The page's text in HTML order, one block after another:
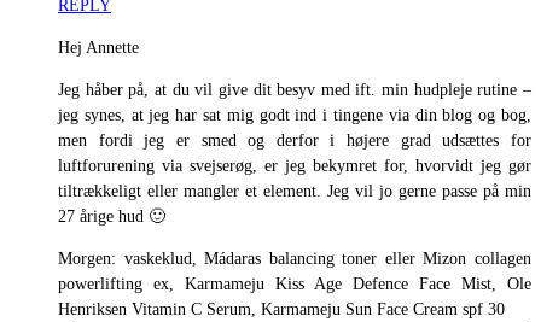
REPLY
Hej Annette
Jeg håber på, at du vil give dit besyv med ift. min hudpleje rutine –
jeg synes, at jeg har sat mig godt ind i tingene via din blog og bog,
men fordi jeg er smed og derfor i højere grad udsættes for
luftforurening via svejserøg, er jeg bekymret for, hvorvidt jeg gør
tiltrækkeligt eller mangler et element. Jeg vil jo gerne passe på min
27 årige hud 🙂
Morgen: vaskeklud, Mádaras balancing toner eller Mizon collagen
powerlifting ex, Karmameju Kiss Age Defence Face Mist, Ole
Henriksen Vitamin C Serum, Karmameju Sun Face Cream spf 30